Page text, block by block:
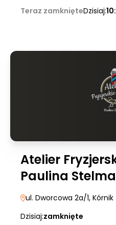
Teraz zamknięteDzisiaj:
Atelier
Paulina
ul. Dworcowa 2a/1, Kórnik
Dzisiaj:zamknięte